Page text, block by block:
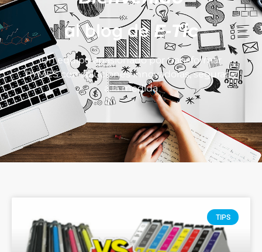
al blog deE-Tic
Un equipo apasionado por transformar
PYMES con soluciones innovadoras, seguras y
a la medida
TIPS